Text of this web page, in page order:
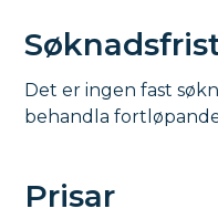
Det er ingen fast
behandla
Prisar